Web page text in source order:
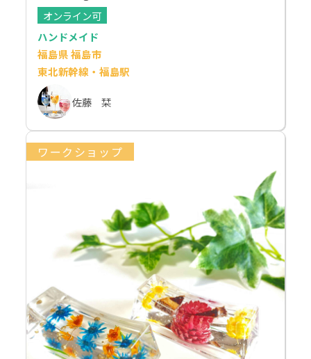
オンライン可
ハンドメイド
福島県 福島市
東北新幹線・福島駅
佐藤 栞
ワークショップ